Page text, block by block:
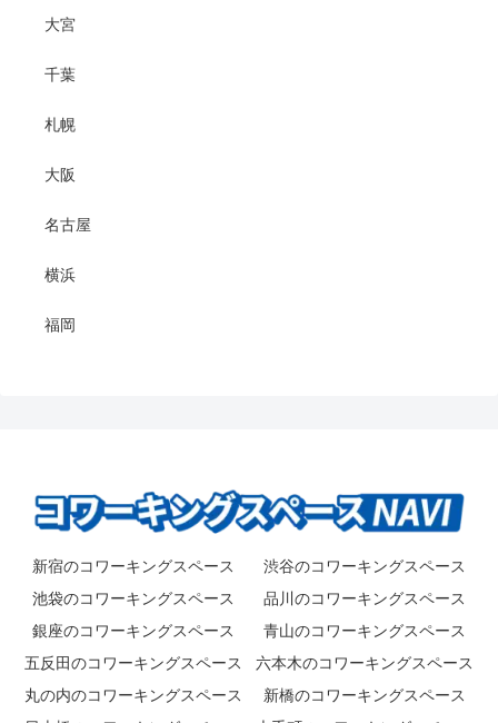
大宮
千葉
札幌
大阪
名古屋
横浜
福岡
新宿のコワーキングスペース
渋谷のコワーキングスペース
池袋のコワーキングスペース
品川のコワーキングスペース
銀座のコワーキングスペース
青山のコワーキングスペース
五反田のコワーキングスペース
六本木のコワーキングスペース
丸の内のコワーキングスペース
新橋のコワーキングスペース